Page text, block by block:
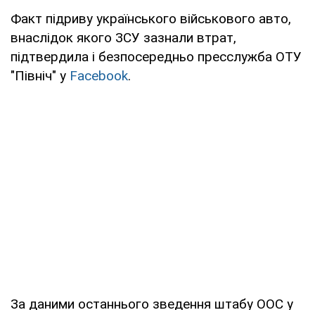
Факт підриву українського військового авто,
внаслідок якого ЗСУ зазнали втрат,
підтвердила і безпосередньо пресслужба ОТУ
"Північ" у Facebook.
За даними останнього зведення штабу ООС у